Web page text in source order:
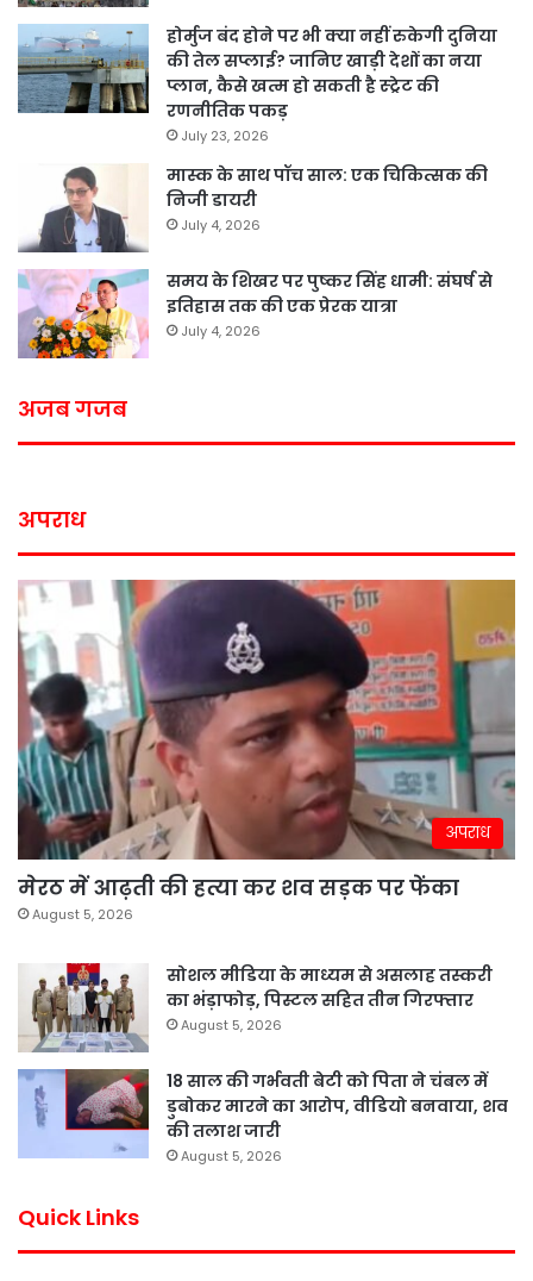
होर्मुज बंद होने पर भी क्या नहीं रुकेगी दुनिया
की तेल सप्लाई? जानिए खाड़ी देशों का नया
प्लान, कैसे खत्म हो सकती है स्ट्रेट की
रणनीतिक पकड़
July 23, 2026
मास्क के साथ पॉच साल: एक चिकित्सक की
निजी डायरी
July 4, 2026
समय के शिखर पर पुष्कर सिंह धामी: संघर्ष से
इतिहास तक की एक प्रेरक यात्रा
July 4, 2026
अजब गजब
अपराध
अपराध
मेरठ में आढ़ती की हत्या कर शव सड़क पर फेंका
August 5, 2026
सोशल मीडिया के माध्यम से असलाह तस्करी
का भंड़ाफोड़, पिस्टल सहित तीन गिरफ्तार
August 5, 2026
18 साल की गर्भवती बेटी को पिता ने चंबल में
डुबोकर मारने का आरोप, वीडियो बनवाया, शव
की तलाश जारी
August 5, 2026
Quick Links